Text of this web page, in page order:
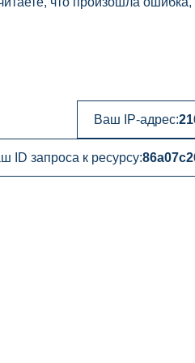
Ваш IP-адрес:
ID запроса к ресурсу: